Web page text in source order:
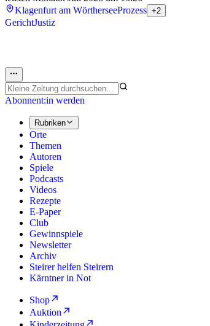
Klagenfurt am WörtherseeProzess +2
GerichtJustiz
Abonnent:in werden
Rubriken
Orte
Themen
Autoren
Spiele
Podcasts
Videos
Rezepte
E-Paper
Club
Gewinnspiele
Newsletter
Archiv
Steirer helfen Steirern
Kärntner in Not
Shop
Auktion